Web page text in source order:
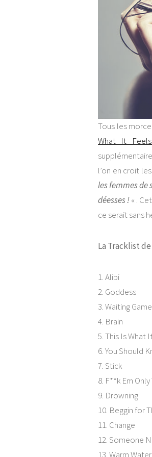
Tous les
What It
l’on en croit
les femmes de
déesses !« .
ce serait sans
La Tracklist
1. Alibi
2. Goddess
3. Waiting Game
4. Brain
5. This Is What
6. You Should
7. Stick
8. F**k Em
9. Drowning
10. Beggin for
11. Change
12. Someone
13. Warm Water